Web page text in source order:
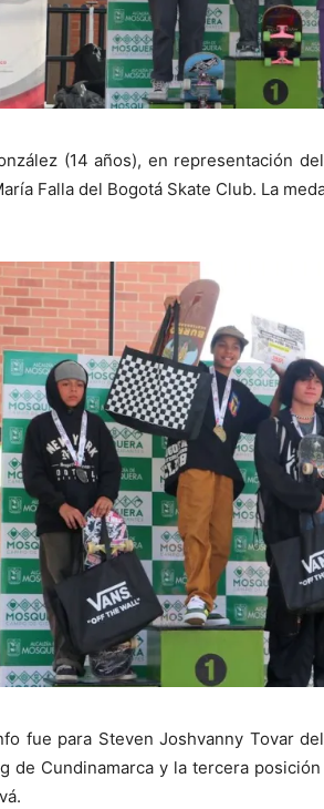
(14 años), en representación
Falla del Bogotá Skate Club. La
fue para Steven Joshvanny Tovar
de Cundinamarca y la tercera